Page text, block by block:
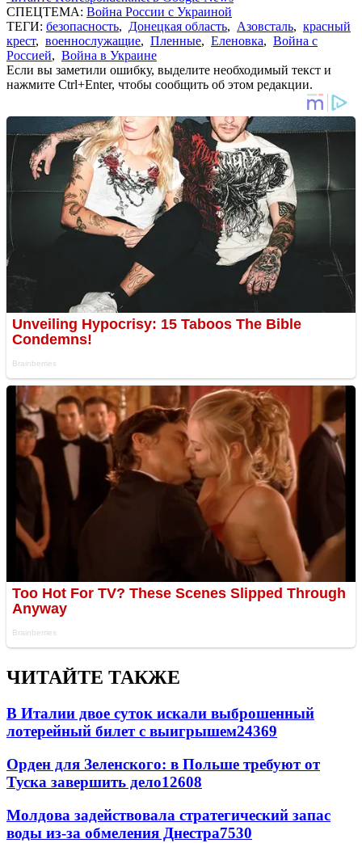
СПЕЦТЕМА: Война России с Украиной
ТЕГИ: безопасность, Донецкая область, Азовсталь, красный
крест, военнослужащие, Пленные, Еленовка, Война с
Россией, Война в Украине
Если вы заметили ошибку, выделите необходимый текст и
нажмите Ctrl+Enter, чтобы сообщить об этом редакции.
ЧИТАЙТЕ ТАКЖЕ
В Италии двое суток искали выброшенный
лотерейный билет с выигрышем24369
Орден для Зеленского: в Польше требуют от
Туска завершить дело12608
Молдова задействовала стратегический запас
воды из-за обмеления Днестра7530